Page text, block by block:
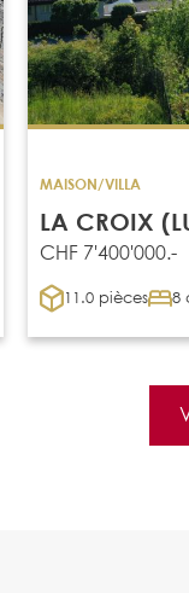
MAISON/VILLA
LA CROIX
CHF 7'400'000.-
11.0 pièces 8